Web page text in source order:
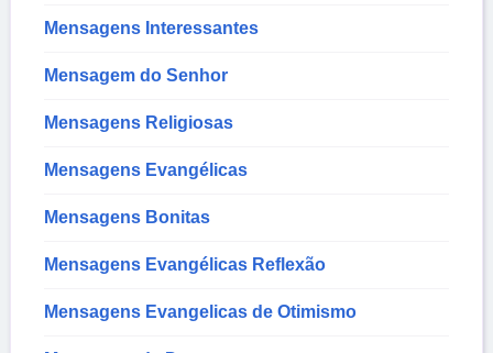
Mensagens Interessantes
Mensagem do Senhor
Mensagens Religiosas
Mensagens Evangélicas
Mensagens Bonitas
Mensagens Evangélicas Reflexão
Mensagens Evangelicas de Otimismo